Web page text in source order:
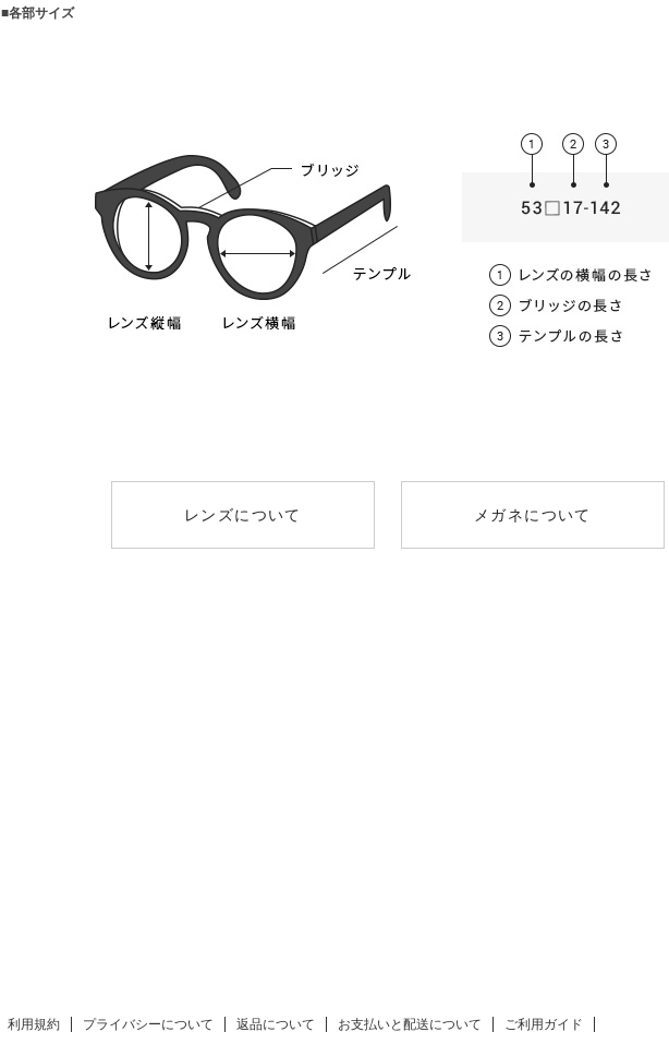
■各部サイズ
薄型非球面レンズ
レンズタイプ 取扱度数
（ブルーライトカット）
遠方視用の眼鏡（通常用）の日本人の平均値
レンズについて メガネについて
利用規約 プライバシーについて 返品について お支払いと配送について ご利用ガイド